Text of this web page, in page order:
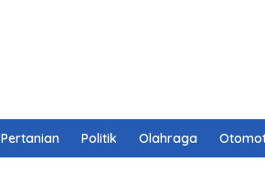
Pertanian Politik Olahraga